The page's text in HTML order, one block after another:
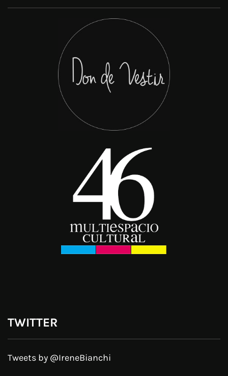
TWITTER
Tweets by @IreneBianchi